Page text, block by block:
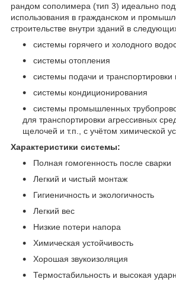
рандом сополимера (тип 3) идеально
использования в гражданском и
строительстве внутри зданий в
системы горячего и холодного
системы отопления
системы подачи и транспортировки
системы кондиционирования
системы промышленных
для транспортировки агрессивных
щелочей и т.п., с учётом химической
Характеристики системы:
Полная гомогенность после сварки
Легкий и чистый монтаж
Гигиеничность и экологичность
Легкий вес
Низкие потери напора
Химическая устойчивость
Хорошая звукоизоляция
Термостабильность и высокая